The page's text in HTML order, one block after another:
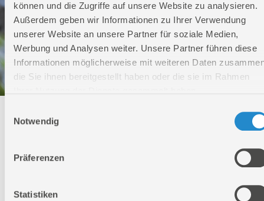
können und die Zugriffe auf unsere Website zu analysieren.
Außerdem geben wir Informationen zu Ihrer Verwendung
unserer Website an unsere Partner für soziale Medien,
Werbung und Analysen weiter. Unsere Partner führen diese
Informationen möglicherweise mit weiteren Daten
die Sie ihnen bereitgestellt haben oder die sie im Rahmen
Notwendig
Präferenzen
Statistiken
Technischer Service
Montag - Freitag
Geschlossen